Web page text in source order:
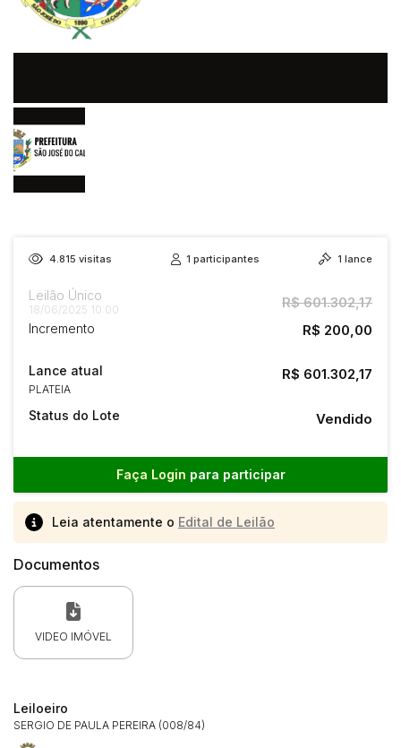
4.815 visitas 1participantes 1 lance
Leilão Único
18/06/2025 10:00 R$ 601.302,17
Incremento R$ 200,00
Lance atual
PLATEIA
R$ 601.302,17
Status do Lote Vendido
Faça Login para participar
Leia atentamente o Edital de Leilão
Documentos
VIDEO IMÓVEL
Leiloeiro
SERGIO DE PAULA PEREIRA (008/84)